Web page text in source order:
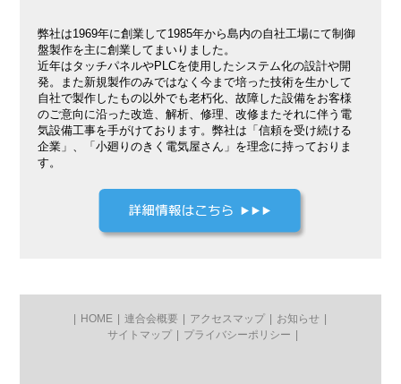
弊社は1969年に創業して1985年から島内の自社工場にて制御
盤製作を主に創業してまいりました。
近年はタッチパネルやPLCを使用したシステム化の設計や開
発。また新規製作のみではなく今まで培った技術を生かして
自社で製作したもの以外でも老朽化、故障した設備をお客様
のご意向に沿った改造、解析、修理、改修またそれに伴う電
気設備工事を手がけております。弊社は「信頼を受け続ける
企業」、「小廻りのきく電気屋さん」を理念に持っておりま
す。
| HOME | 連合会概要 | アクセスマップ | お知らせ |
サイトマップ | プライバシーポリシー |